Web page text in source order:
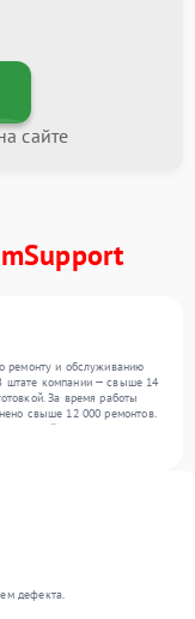
сайте
ремонту и обслуживанию
штате компании — свыше 14
За время работы
свыше 12 000 ремонтов.
включая , , . Мы
стандарт качества
дефекта.